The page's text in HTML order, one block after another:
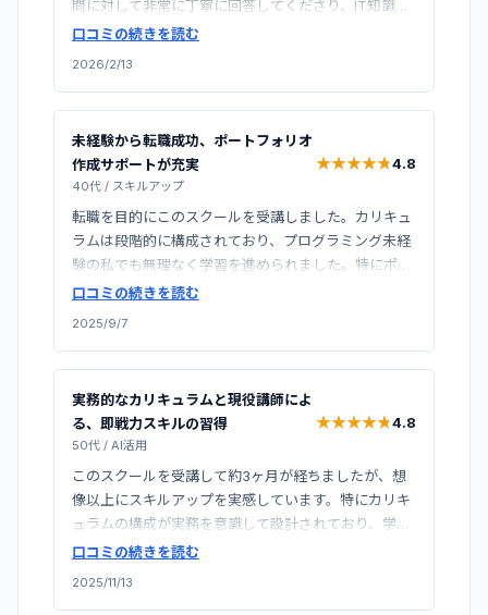
問に対して非常に丁寧に回答してくださり、IT知識が
乏しかった私でも着実にスキルを身につけることがで
たいスクールです。
口コミの続きを読む
2026/2/13
未経験から転職成功、ポートフォリオ
作成サポートが充実
40代 / スキルアップ
★
★★
★★
★★
★★
★4.8
転職を目的にこのスクールを受講しました。カリキュ
ラムは段階的に構成されており、プログラミング未経
験の私でも無理なく学習を進められました。特にポー
トフォリオ作成のサポートが手厚く、講師の方からの
したが、ここを選んで心から良かったと思います。
口コミの続きを読む
2025/9/7
実務的なカリキュラムと現役講師によ
る、即戦力スキルの習得
50代 / AI活用
★
★★
★★
★★
★★
★4.8
このスクールを受講して約3ヶ月が経ちましたが、想
像以上にスキルアップを実感しています。特にカリキ
ュラムの構成が実務を意識して設計されており、学ん
だことをすぐに仕事の現場で活用できる点が素晴らし
口コミの続きを読む
2025/11/13